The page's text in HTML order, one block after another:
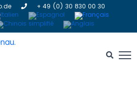
+ 49 (0) 30 830 00 30